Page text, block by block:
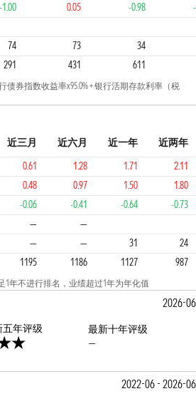
-1.00 0.05 -0.98
3 2 4
74 73
34
291 431 611
券指数收益率x95.0% + 银行活期存款利率（税
近三月 近六月 近一年
近两年
0.61 1.28 1.71
2.11
0.48 0.97 1.50
1.80
-0.06 -0.41 -0.64
-0.73
— —
2 1 2
— — 31
24
1195 1186 1127 987
1年不进行排名，业绩超过1年为年化值
2026-06
五年评级
最新十年评级
—
2022-06 - 2026-06